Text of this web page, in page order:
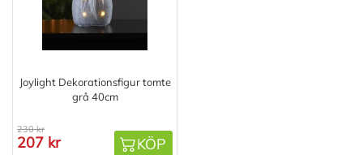
Joylight Dekorationsfigur tomte
grå 40cm
230 kr
207 kr KÖP